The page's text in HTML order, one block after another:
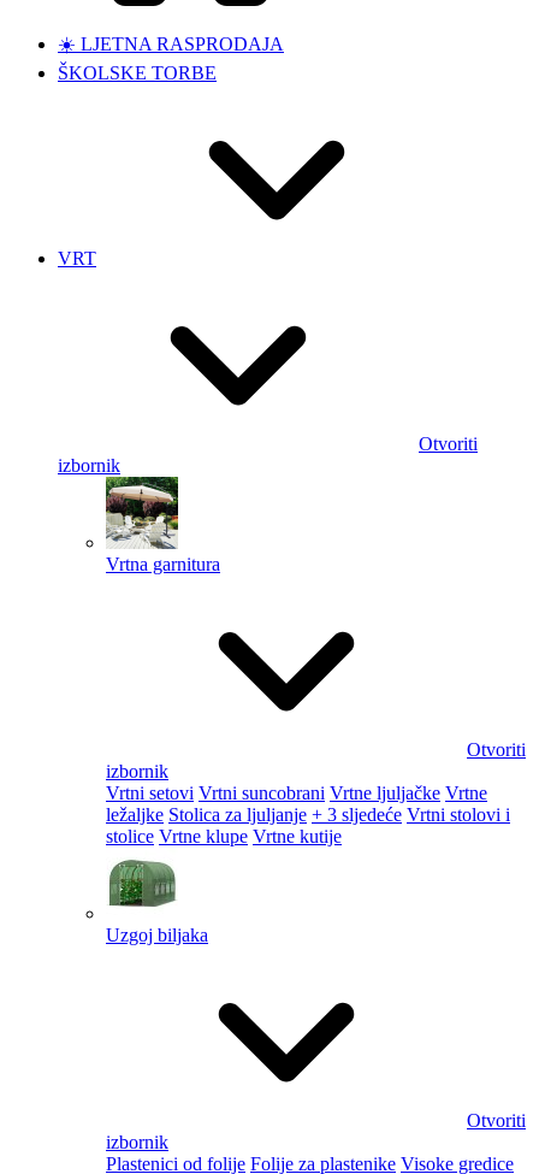
☀️ LJETNA RASPRODAJA
ŠKOLSKE TORBE
VRT
Otvoriti
izbornik
Vrtna garnitura
Otvoriti
izbornik
Vrtni setovi Vrtni suncobrani Vrtne ljuljačke Vrtne
ležaljke Stolica za ljuljanje + 3 sljedeće Vrtni stolovi i
stolice Vrtne klupe Vrtne kutije
Uzgoj biljaka
Otvoriti
izbornik
Plastenici od folije Folije za plastenike Visoke gredice